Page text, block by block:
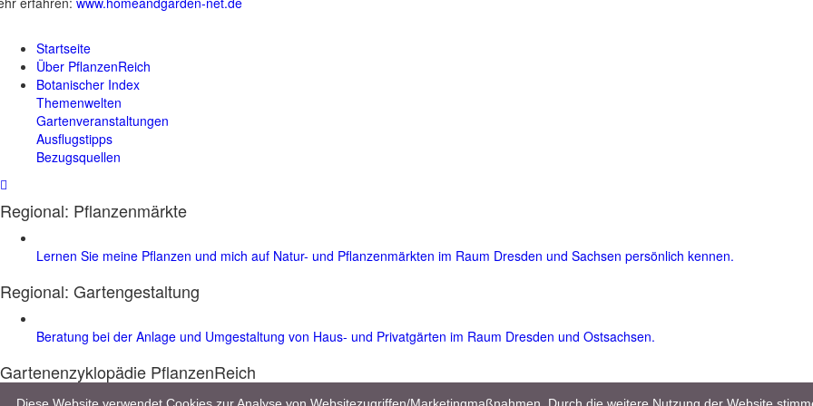
Startseite
Über PflanzenReich
Botanischer Index
Themenwelten
Gartenveranstaltungen
Ausflugstipps
Bezugsquellen
Regional: Pflanzenmärkte
Lernen Sie meine Pflanzen und mich auf Natur- und Pflanzenmärkten im Raum Dresden und Sachsen persönlich kennen.
Regional: Gartengestaltung
Beratung bei der Anlage und Umgestaltung von Haus- und Privatgärten im Raum Dresden und Ostsachsen.
Gartenenzyklopädie PflanzenReich
Entdecken Sie im Gartenlexikon mehr als 8.000 Pflanzen, 10.000 Bilder und viele nützliche und wertvolle Garten- und Pflegetipps für